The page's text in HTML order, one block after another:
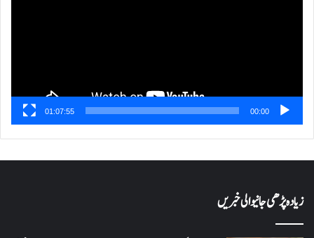
00:00
01:07:55
زیادہ پڑھی جانیوالی خبریں